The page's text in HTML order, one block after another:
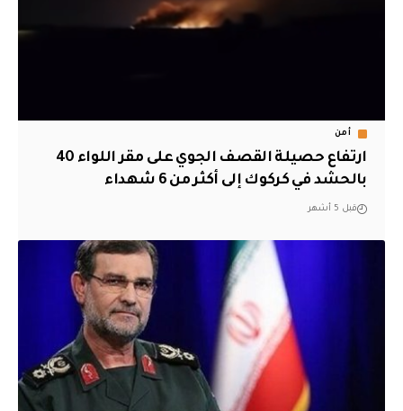
أمن
ارتفاع حصيلة القصف الجوي على مقر اللواء 40
بالحشد في كركوك إلى أكثر من 6 شهداء
قبل 5 أشهر